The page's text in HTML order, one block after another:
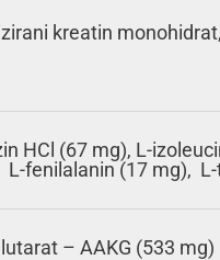
kreatin
HCl (67 mg), L-
fenilalanin (17 mg),
– AAKG (533 mg)